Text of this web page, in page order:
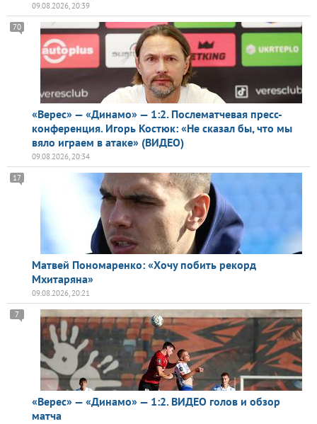
09.08.2026, 20:39
«Верес» — «Динамо» — 1:2. Послематчевая пресс-
конференция. Игорь Костюк: «Не сказал бы, что мы
вяло играем в атаке» (ВИДЕО)
70
09.08.2026, 20:34
Матвей Пономаренко: «Хочу побить рекорд
Мхитаряна»
17
09.08.2026, 20:21
«Верес» — «Динамо» — 1:2. ВИДЕО голов и обзор
матча
7